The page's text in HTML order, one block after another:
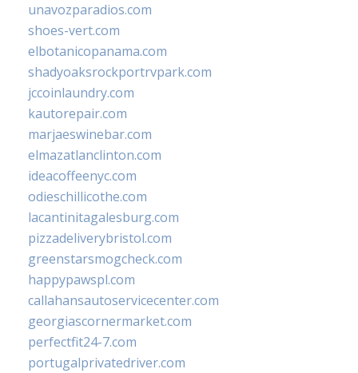
unavozparadios.com
shoes-vert.com
elbotanicopanama.com
shadyoaksrockportrvpark.com
jccoinlaundry.com
kautorepair.com
marjaeswinebar.com
elmazatlanclinton.com
ideacoffeenyc.com
odieschillicothe.com
lacantinitagalesburg.com
pizzadeliverybristol.com
greenstarsmogcheck.com
happypawspl.com
callahansautoservicecenter.com
georgiascornermarket.com
perfectfit24-7.com
portugalprivatedriver.com